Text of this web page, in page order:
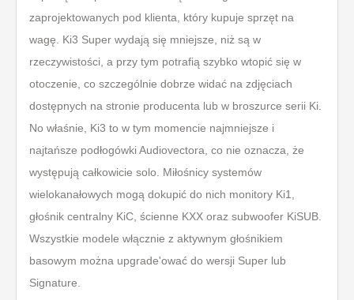
zaprojektowanych pod klienta, który kupuje sprzęt na
wagę. Ki3 Super wydają się mniejsze, niż są w
rzeczywistości, a przy tym potrafią szybko wtopić się w
otoczenie, co szczególnie dobrze widać na zdjęciach
dostępnych na stronie producenta lub w broszurce serii Ki.
No właśnie, Ki3 to w tym momencie najmniejsze i
najtańsze podłogówki Audiovectora, co nie oznacza, że
występują całkowicie solo. Miłośnicy systemów
wielokanałowych mogą dokupić do nich monitory Ki1,
głośnik centralny KiC, ścienne KXX oraz subwoofer KiSUB.
Wszystkie modele włącznie z aktywnym głośnikiem
basowym można upgrade'ować do wersji Super lub
Signature.